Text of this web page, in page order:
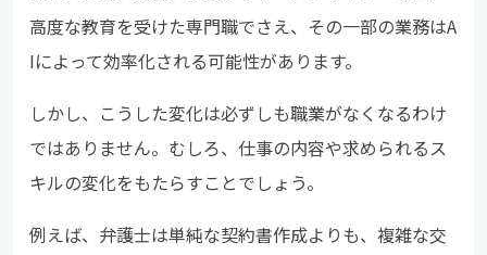
高度な教育を受けた専門職でさえ、その一部の業務はA
Iによって効率化される可能性があります。
しかし、こうした変化は必ずしも職業がなくなるわけ
ではありません。むしろ、仕事の内容や求められるス
キルの変化をもたらすことでしょう。
例えば、弁護士は単純な契約書作成よりも、複雑な交